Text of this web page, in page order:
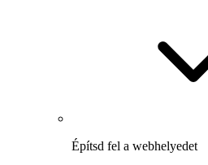
Építsd fel a webhelyedet